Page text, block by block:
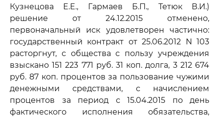
Кузнецова Е.Е., Гармаев Б.П., Тетюк В.И.)
решение от 24.12.2015 отменено,
первоначальный иск удовлетворен частично:
государственный контракт от 25.06.2012 N 103
расторгнут, с общества с пользу учреждения
взыскано 151 223 771 руб. 31 коп. долга, 3 212 674
руб. 87 коп. процентов за пользование чужими
денежными средствами, с начислением
процентов за период с 15.04.2015 по день
фактического исполнения обязательства,